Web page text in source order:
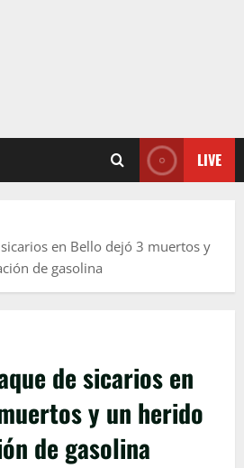
LIVE
sicarios en Bello dejó 3 muertos y
de gasolina
de sicarios en
y un herido
de gasolina